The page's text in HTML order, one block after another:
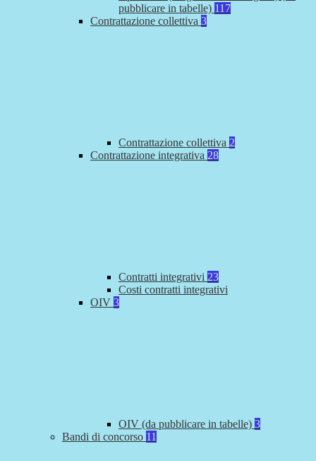
pubblicare in tabelle) 117
Contrattazione collettiva 3
Contrattazione collettiva 2
Contrattazione integrativa 28
Contratti integrativi 23
Costi contratti integrativi
OIV 3
OIV (da pubblicare in tabelle) 3
Bandi di concorso 11